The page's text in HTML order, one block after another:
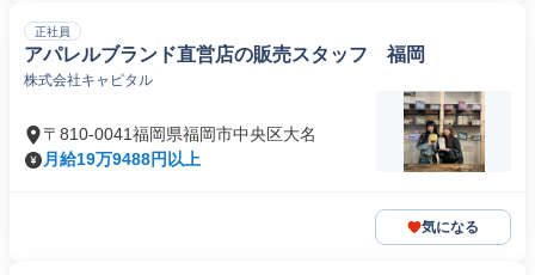
正社員
アパレルブランド直営店の販売スタッフ 福岡
株式会社キャピタル
〒810-0041福岡県福岡市中央区大名
月給19万9488円以上
気になる